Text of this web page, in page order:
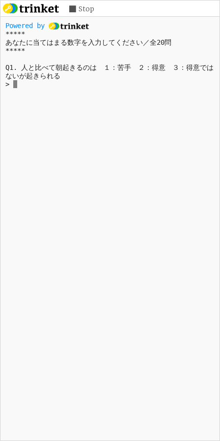
Stop
Powered by
*****
あなたに当てはまる数字を入力してください／全20問
Q1. 人と比べて朝起きるのは　１：苦手　２：得意　３：得意では
ないが起きられる
>